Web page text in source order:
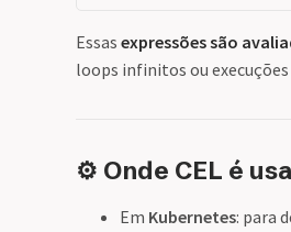
Essas expressões são
loops infinitos ou execuções
⚙️ Onde CEL é
Em Kubernetes: para